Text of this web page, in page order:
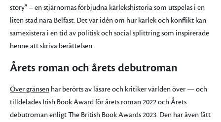
story" – en stjärnornas förbjudna kärlekshistoria som utspelas i en
liten stad nära Belfast. Det var idén om hur kärlek och konflikt kan
samexistera i en tid av politisk och social splittring som inspirerade
henne att skriva berättelsen.
Årets roman och årets debutroman
Över gränsen har berörts av läsare och kritiker världen över — och
tilldelades Irish Book Award för årets roman 2022 och Årets
debutroman enligt The British Book Awards 2023. Den har även fått